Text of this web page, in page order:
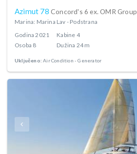
Azimut 78 Concord's 6 ex. OMR Group
Marina: Marina Lav - Podstrana
Godina 2021 Kabine 4
Osoba 8 Dužina 24 m
Uključeno: Air Condition Generator